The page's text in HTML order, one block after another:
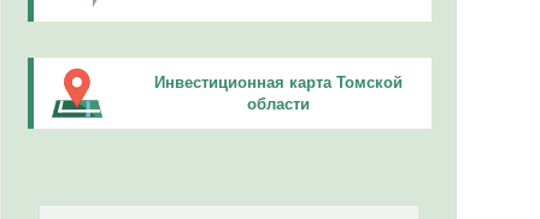
Инвестиционная карта Томской
области